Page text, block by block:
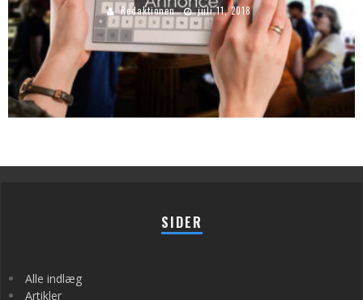
Redaktionen juli 11, 2018
SIDER
Alle indlæg
Artikler